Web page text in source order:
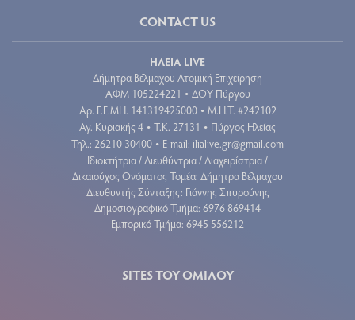
CONTACT US
ΗΛΕΙΑ LIVE
Δήμητρα Βέλμαχου Ατομική Επιχείρηση
ΑΦΜ 105224221 • ΔΟΥ Πύργου
Aρ. Γ.Ε.ΜΗ. 141319425000 • Μ.Η.Τ. #242102
Αγ. Κυριακής 4 • Τ.Κ. 27131 • Πύργος Ηλείας
Τηλ.: 26210 30400 • E-mail: ilialive.gr@gmail.com
Ιδιοκτήτρια / Διευθύντρια / Διαχειρίστρια /
Δικαιούχος Ονόματος Τομέα: Δήμητρα Βέλμαχου
Διευθυντής Σύνταξης: Γιάννης Σπυρούνης
Δημοσιογραφικό Τμήμα: 6976 869414
Εμπορικό Τμήμα: 6945 556212
SITES ΤΟΥ ΟΜΙΛΟΥ